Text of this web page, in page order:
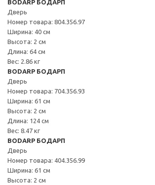
BODARP БОДАРП
Дверь
Номер товара: 804.356.97
Ширина: 40 см
Высота: 2 см
Длина: 64 см
Вес: 2.86 кг
BODARP БОДАРП
Дверь
Номер товара: 704.356.93
Ширина: 61 см
Высота: 2 см
Длина: 124 см
Вес: 8.47 кг
BODARP БОДАРП
Дверь
Номер товара: 404.356.99
Ширина: 61 см
Высота: 2 см